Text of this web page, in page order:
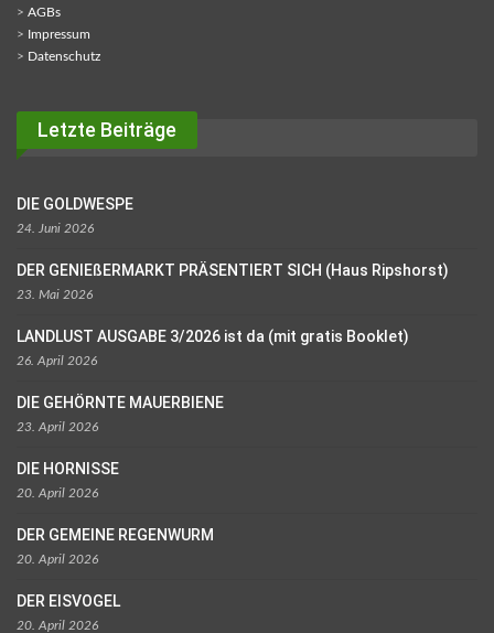
> AGBs
> Impressum
> Datenschutz
Letzte Beiträge
DIE GOLDWESPE
24. Juni 2026
DER GENIEßERMARKT PRÄSENTIERT SICH (Haus Ripshorst)
23. Mai 2026
LANDLUST AUSGABE 3/2026 ist da (mit gratis Booklet)
26. April 2026
DIE GEHÖRNTE MAUERBIENE
23. April 2026
DIE HORNISSE
20. April 2026
DER GEMEINE REGENWURM
20. April 2026
DER EISVOGEL
20. April 2026